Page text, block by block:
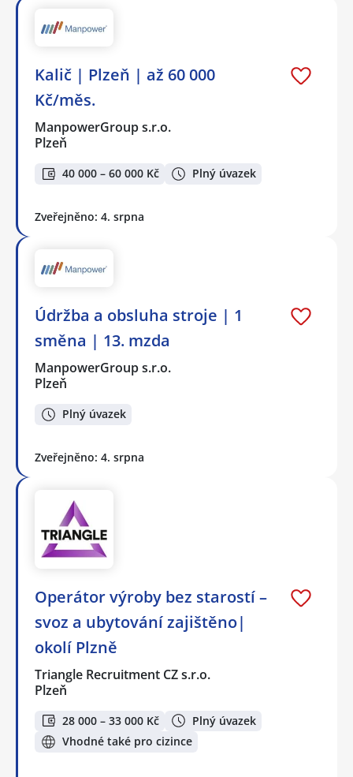
Kalič | Plzeň | až 60 000
Kč/měs.
ManpowerGroup s.r.o.
Plzeň
40 000 – 60 000 Kč Plný úvazek
Zveřejněno: 4. srpna
Údržba a obsluha stroje | 1
směna | 13. mzda
ManpowerGroup s.r.o.
Plzeň
Plný úvazek
Zveřejněno: 4. srpna
Operátor výroby bez starostí –
svoz a ubytování zajištěno|
okolí Plzně
Triangle Recruitment CZ s.r.o.
Plzeň
28 000 – 33 000 Kč
Plný úvazek
Vhodné také pro cizince